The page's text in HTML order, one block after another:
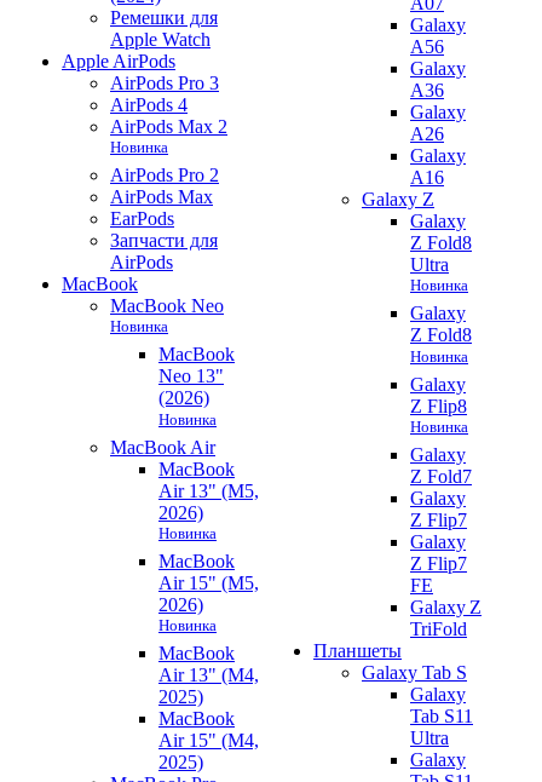
Ремешки для
Apple Watch
Apple AirPods
AirPods Pro 3
AirPods 4
AirPods Max 2
Новинка
AirPods Pro 2
AirPods Max
EarPods
Запчасти для
AirPods
MacBook
MacBook Neo
Новинка
MacBook
Neo 13"
(2026)
Новинка
MacBook Air
MacBook
Air 13" (M5,
2026)
Новинка
MacBook
Air 15" (M5,
2026)
Новинка
MacBook
Air 13" (M4,
2025)
MacBook
Air 15" (M4,
2025)
Galaxy
A56
Galaxy
A36
Galaxy
A26
Galaxy
A16
Galaxy Z
Galaxy
Z Fold8
Ultra
Новинка
Galaxy
Z Fold8
Новинка
Galaxy
Z Flip8
Новинка
Galaxy
Z Fold7
Galaxy
Z Flip7
Galaxy
Z Flip7
FE
Galaxy Z
TriFold
Планшеты
Galaxy Tab S
Galaxy
Tab S11
Ultra
Galaxy